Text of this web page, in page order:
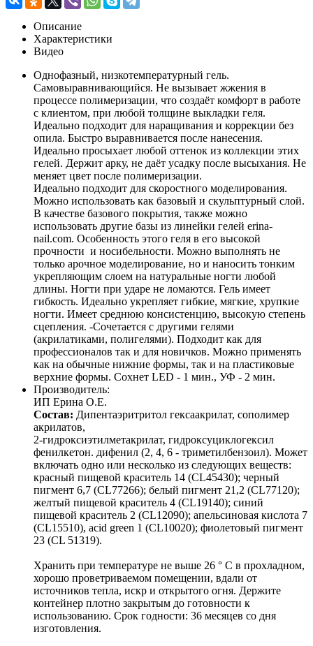
Описание
Характеристики
Видео
Однофазный, низкотемпературный гель.
Самовыравнивающийся. Не вызывает жжения в
процессе полимеризации, что создаёт комфорт в работе
с клиентом, при любой толщине выкладки геля.
Идеально подходит для наращивания и коррекции без
опила. Быстро выравнивается после нанесения.
Идеально просыхает любой оттенок из коллекции этих
гелей. Держит арку, не даёт усадку после высыхания. Не
меняет цвет после полимеризации.
Идеально подходит для скоростного моделирования.
Можно использовать как базовый и скульптурный слой.
В качестве базового покрытия, также можно
использовать другие базы из линейки гелей erina-
nail.com. Особенность этого геля в его высокой
прочности и носибельности. Можно выполнять не
только арочное моделирование, но и наносить тонким
укрепляющим слоем на натуральные ногти любой
длины. Ногти при ударе не ломаются. Гель имеет
гибкость. Идеально укрепляет гибкие, мягкие, хрупкие
ногти. Имеет среднюю консистенцию, высокую степень
сцепления. -Сочетается с другими гелями
(акрилатиками, полигелями). Подходит как для
профессионалов так и для новичков. Можно применять
как на обычные нижние формы, так и на пластиковые
верхние формы. Сохнет LED - 1 мин., УФ - 2 мин.
Производитель:
ИП Ерина О.Е.
Состав: Дипентаэритритол гексаакрилат, сополимер
акрилатов,
2-гидроксиэтилметакрилат, гидроксуциклогексил
фенилкетон. дифенил (2, 4, 6 - триметилбензоил). Может
включать одно или несколько из следующих веществ:
красный пищевой краситель 14 (CL45430); черный
пигмент 6,7 (CL77266); белый пигмент 21,2 (CL77120);
желтый пищевой краситель 4 (CL19140); синий
пищевой краситель 2 (CL12090); апельсиновая кислота 7
(CL15510), acid green 1 (CL10020); фиолетовый пигмент
23 (CL 51319).
Хранить при температуре не выше 26 ° C в прохладном,
хорошо проветриваемом помещении, вдали от
источников тепла, искр и открытого огня. Держите
контейнер плотно закрытым до готовности к
использованию. Срок годности: 36 месяцев со дня
изготовления.